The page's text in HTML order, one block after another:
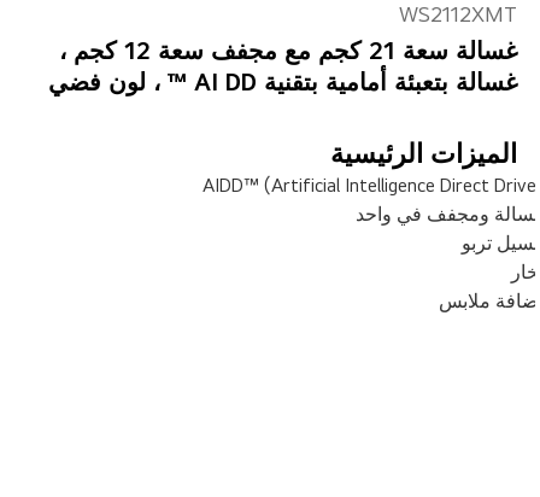
WS2112XMT
غسالة سعة 21 كجم مع مجفف سعة 12 كجم ،
غسالة بتعبئة أمامية بتقنية AI DD ™ ، لون فضي
الميزات الرئيسية
AIDD™ (Artificial Intelligence Direct
ومجفف في واحد
تربو
ملابس